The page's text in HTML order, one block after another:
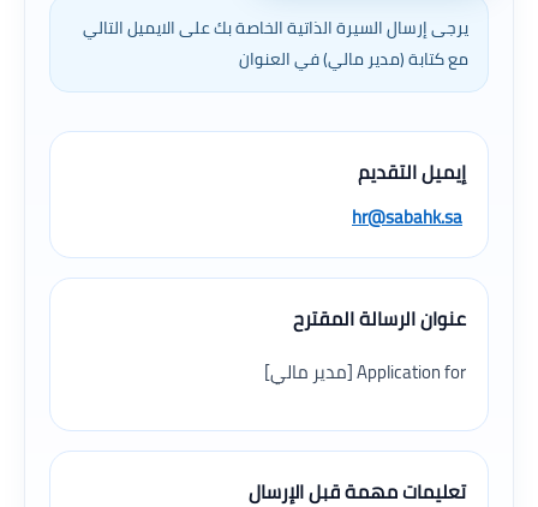
يرجى إرسال السيرة الذاتية الخاصة بك على الايميل التالي
مع كتابة (مدير مالي) في العنوان
إيميل التقديم
hr@sabahk.sa
عنوان الرسالة المقترح
Application for [مدير مالي]
تعليمات مهمة قبل الإرسال